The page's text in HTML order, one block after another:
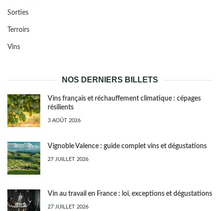
Sorties
Terroirs
Vins
NOS DERNIERS BILLETS
Vins français et réchauffement climatique : cépages
résilients
3 AOÛT 2026
Vignoble Valence : guide complet vins et dégustations
27 JUILLET 2026
Vin au travail en France : loi, exceptions et dégustations
27 JUILLET 2026